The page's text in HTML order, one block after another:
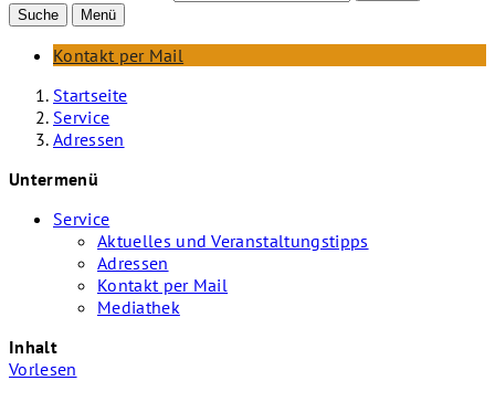
Suche
Menü
Kontakt per Mail
Startseite
Service
Adressen
Untermenü
Service
Aktuelles und Veranstaltungstipps
Adressen
Kontakt per Mail
Mediathek
Inhalt
Vorlesen